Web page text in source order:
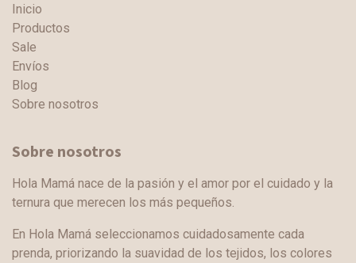
Inicio
Productos
Sale
Envíos
Blog
Sobre nosotros
Sobre nosotros
Hola Mamá nace de la pasión y el amor por el cuidado y la
ternura que merecen los más pequeños.
En Hola Mamá seleccionamos cuidadosamente cada
prenda, priorizando la suavidad de los tejidos, los colores